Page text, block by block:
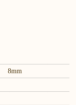
8mm